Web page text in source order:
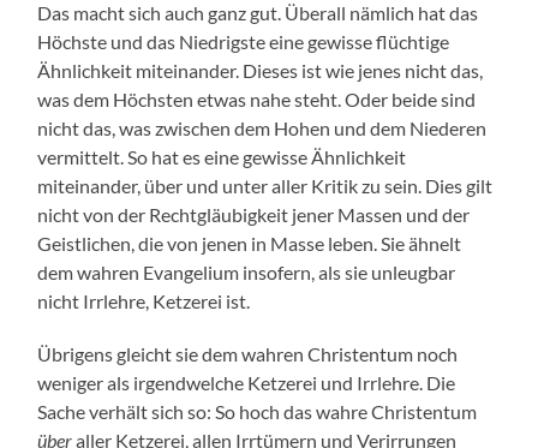
Das macht sich auch ganz gut. Überall nämlich hat das
Höchste und das Niedrigste eine gewisse flüchtige
Ähnlichkeit miteinander. Dieses ist wie jenes nicht das,
was dem Höchsten etwas nahe steht. Oder beide sind
nicht das, was zwischen dem Hohen und dem Niederen
vermittelt. So hat es eine gewisse Ähnlichkeit
miteinander, über und unter aller Kritik zu sein. Dies gilt
nicht von der Rechtgläubigkeit jener Massen und der
Geistlichen, die von jenen in Masse leben. Sie ähnelt
dem wahren Evangelium insofern, als sie unleugbar
nicht Irrlehre, Ketzerei ist.
Übrigens gleicht sie dem wahren Christentum noch
weniger als irgendwelche Ketzerei und Irrlehre. Die
Sache verhält sich so: So hoch das wahre Christentum
überaller Ketzerei, allen Irrtümern und Verirrungen